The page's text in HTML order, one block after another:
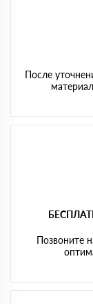
После
Позвоните